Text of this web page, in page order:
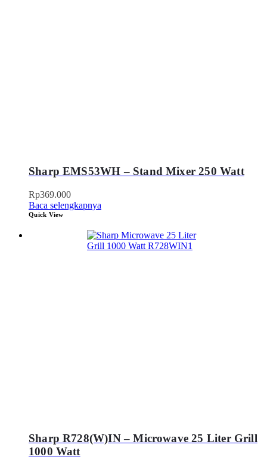
Sharp EMS53WH – Stand Mixer 250 Watt
Rp369.000
Baca selengkapnya
Quick View
Sharp R728(W)IN – Microwave 25 Liter Grill
1000 Watt